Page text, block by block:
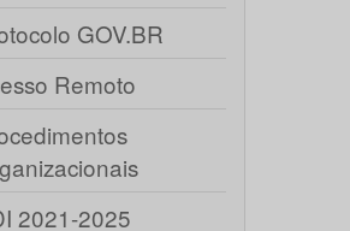
GOV.BR
Remoto
2021-2025